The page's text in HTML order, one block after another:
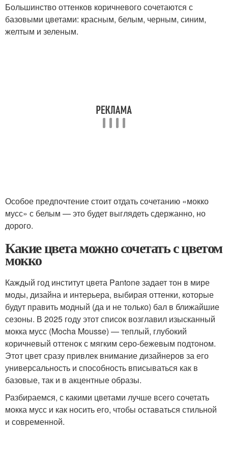
Большинство оттенков коричневого сочетаются с
базовыми цветами: красным, белым, черным, синим,
желтым и зеленым.
Особое предпочтение стоит отдать сочетанию «мокко
мусс» с белым — это будет выглядеть сдержанно, но
дорого.
Какие цвета можно сочетать с цветом
мокко
Каждый год институт цвета Pantone задает тон в мире
моды, дизайна и интерьера, выбирая оттенки, которые
будут править модный (да и не только) бал в ближайшие
сезоны. В 2025 году этот список возглавил изысканный
мокка мусс (Mocha Mousse) — теплый, глубокий
коричневый оттенок с мягким серо-бежевым подтоном.
Этот цвет сразу привлек внимание дизайнеров за его
универсальность и способность вписываться как в
базовые, так и в акцентные образы.
Разбираемся, с какими цветами лучше всего сочетать
мокка мусс и как носить его, чтобы оставаться стильной
и современной.